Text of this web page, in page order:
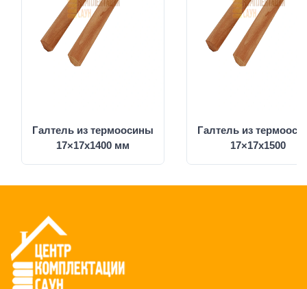
Галтель из термоосины
17×17х1400 мм
Галтель из
17×17х1500